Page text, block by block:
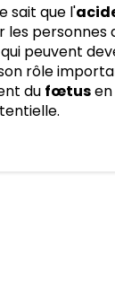
sait que l'
les personnes
peuvent
rôle
du fœtus